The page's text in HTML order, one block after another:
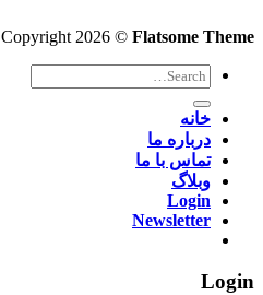
Copyright 2026 © Flatsome Theme
Search
for:
خانه
درباره ما
تماس با ما
وبلاگ
Login
Newsletter
Login